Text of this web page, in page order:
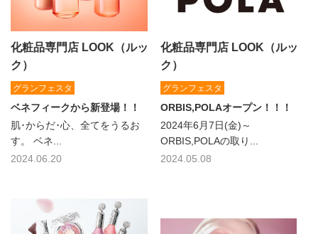
化粧品専門店 LOOK（ルッ
ク）
グランフェスタ
ベネフィークから新登場！！
肌･からだ･心、全てをうるお
す。 ベネ...
2024.06.20
化粧品専門店 LOOK（ルッ
ク）
グランフェスタ
ORBIS,POLAオープン！！！
2024年6月7日(金)～
ORBIS,POLAの取り...
2024.05.08